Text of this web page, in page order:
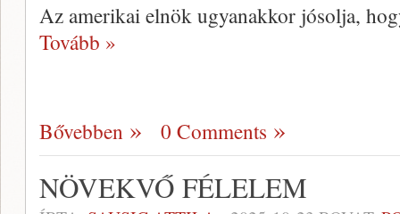
Az amerikai elnök ugyanakkor jósolja,
Tovább »
Bővebben 0 Comments
NÖVEKVŐ FÉLELEM